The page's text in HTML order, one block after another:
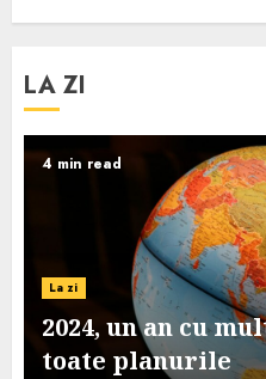
LA ZI
4 min read
La zi
2024, un an cu
toate planurile